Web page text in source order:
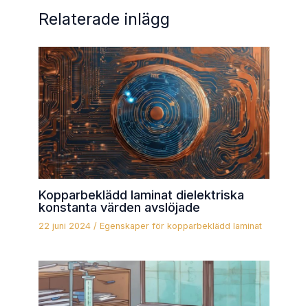
Relaterade inlägg
Kopparbeklädd laminat dielektriska
konstanta värden avslöjade
22 juni 2024/Egenskaper för kopparbeklädd laminat